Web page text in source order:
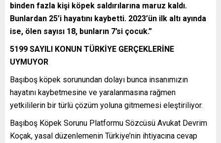
binden fazla kişi köpek saldırılarına maruz kaldı.
Bunlardan 25’i hayatını kaybetti. 2023’ün ilk altı ayında
ise, ölen sayısı 18, bunların 7’si çocuk.”
5199 SAYILI KONUN TÜRKİYE GERÇEKLERİNE
UYMUYOR
Başıboş köpek sorunundan dolayı bunca insanımızın
hayatını kaybetmesine ve yaralanmasına rağmen
yetkililerin bir türlü çözüm yoluna gitmemesi eleştiriliyor.
Başıboş Köpek Sorunu Platformu Sözcüsü Avukat Devrim
Koçak, yasal düzenlemenin Türkiye’nin ihtiyacına cevap